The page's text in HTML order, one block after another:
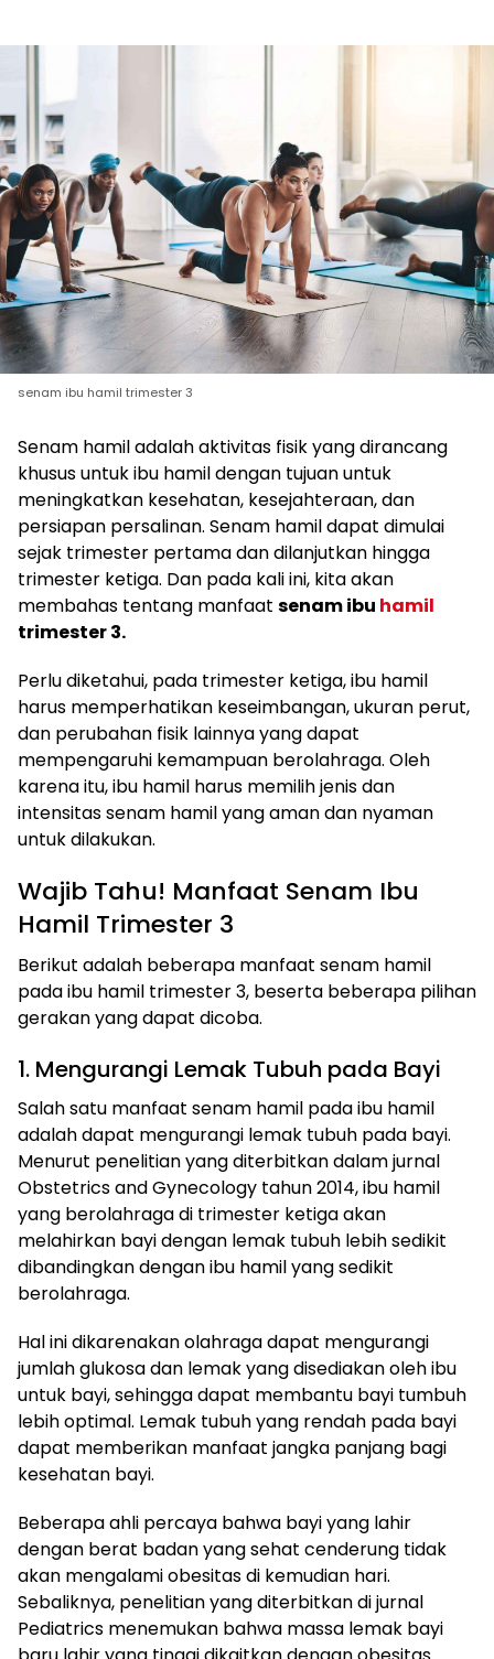
senam ibu hamil trimester 3
Senam hamil adalah aktivitas fisik yang dirancang
khusus untuk ibu hamil dengan tujuan untuk
meningkatkan kesehatan, kesejahteraan, dan
persiapan persalinan. Senam hamil dapat dimulai
sejak trimester pertama dan dilanjutkan hingga
trimester ketiga. Dan pada kali ini, kita akan
membahas tentang manfaat senam ibu hamil
trimester 3.
Perlu diketahui, pada trimester ketiga, ibu hamil
harus memperhatikan keseimbangan, ukuran perut,
dan perubahan fisik lainnya yang dapat
mempengaruhi kemampuan berolahraga. Oleh
karena itu, ibu hamil harus memilih jenis dan
intensitas senam hamil yang aman dan nyaman
untuk dilakukan.
Wajib Tahu! Manfaat Senam Ibu
Hamil Trimester 3
Berikut adalah beberapa manfaat senam hamil
pada ibu hamil trimester 3, beserta beberapa pilihan
gerakan yang dapat dicoba.
1. Mengurangi Lemak Tubuh pada Bayi
Salah satu manfaat senam hamil pada ibu hamil
adalah dapat mengurangi lemak tubuh pada bayi.
Menurut penelitian yang diterbitkan dalam jurnal
Obstetrics and Gynecology tahun 2014, ibu hamil
yang berolahraga di trimester ketiga akan
melahirkan bayi dengan lemak tubuh lebih sedikit
dibandingkan dengan ibu hamil yang sedikit
berolahraga.
Hal ini dikarenakan olahraga dapat mengurangi
jumlah glukosa dan lemak yang disediakan oleh ibu
untuk bayi, sehingga dapat membantu bayi tumbuh
lebih optimal. Lemak tubuh yang rendah pada bayi
dapat memberikan manfaat jangka panjang bagi
kesehatan bayi.
Beberapa ahli percaya bahwa bayi yang lahir
dengan berat badan yang sehat cenderung tidak
akan mengalami obesitas di kemudian hari.
Sebaliknya, penelitian yang diterbitkan di jurnal
Pediatrics menemukan bahwa massa lemak bayi